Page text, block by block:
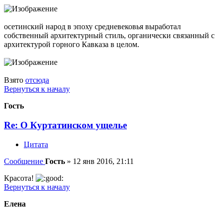
осетинский народ в эпоху средневековья выработал
собственный архитектурный стиль, органически связанный с
архитектурой горного Кавказа в целом.
Взято отсюда
Вернуться к началу
Гость
Re: О Куртатинском ущелье
Цитата
Сообщение Гость » 12 янв 2016, 21:11
Красота!
Вернуться к началу
Елена